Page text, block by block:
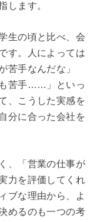
します。
生の頃と比べ、会
す。人によっては
苦手なんだな」
も苦手……」といっ
、こうした実感を
分に合った会社を
、「営業の仕事が
力を評価してくれ
ブな理由から、よ
めるのも一つの考